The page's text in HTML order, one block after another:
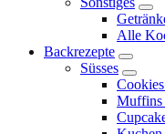
Alle
Backrezepte
expand
child
menu
Süsses
expand
child
menu
Muffins